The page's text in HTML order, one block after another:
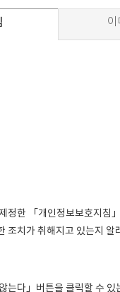
정한 「개인정보보호지침
조치가 취해지고 있는지 알
다」버튼을 클릭할 수 있